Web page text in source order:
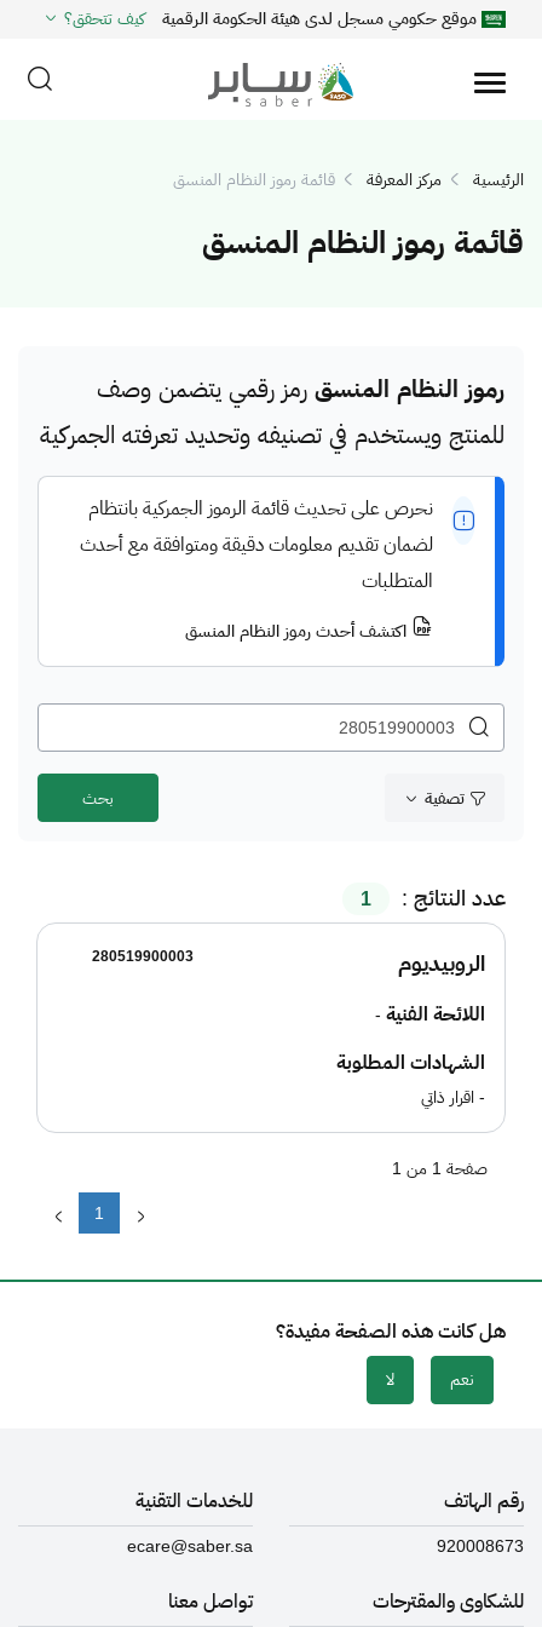
موقع حكومي مسجل لدى هيئة الحكومة الرقمية كيف تتحقق؟
الرئيسية مركز المعرفة قائمة رموز النظام المنسق
قائمة رموز النظام المنسق
رموز النظام المنسق رمز رقمي يتضمن وصف
للمنتج ويستخدم في تصنيفه وتحديد تعرفته الجمركية
نحرص على تحديث قائمة الرموز الجمركية بانتظام
لضمان تقديم معلومات دقيقة ومتوافقة مع أحدث
المتطلبات
اكتشف أحدث رموز النظام المنسق
تصفية
عدد النتائج : 1
280519900003 الروبيديوم
اللائحة الفنية -
الشهادات المطلوبة
- اقرار ذاتي
1
صفحة 1 من 1
هل كانت هذه الصفحة مفيدة؟
نعم لا
رقم الهاتف
920008673
للخدمات التقنية
ecare@saber.sa
للشكاوى والمقترحات تواصل معنا